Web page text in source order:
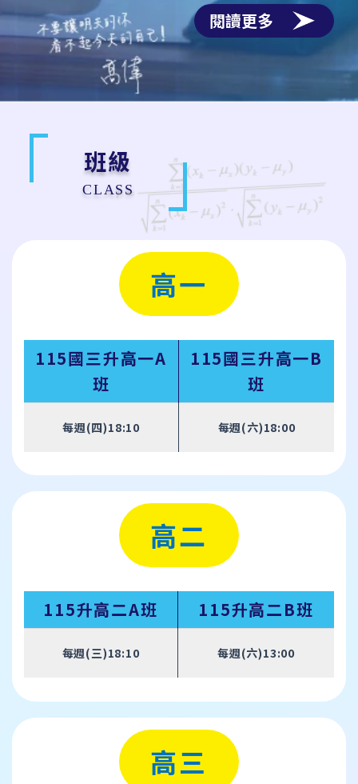
閱讀更多
班級
CLASS
高一
115國三升高一A
班
115國三升高一B
班
每週(四)18:10 每週(六)18:00
高二
115升高二A班 115升高二B班
每週(三)18:10 每週(六)13:00
高三